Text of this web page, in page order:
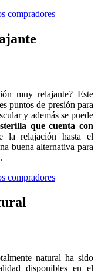
compradores
muy relajante? Este
puntos de presión para
y además se puede
que cuenta con
la relajación hasta el
buena alternativa para
compradores
natural ha sido
disponibles en el